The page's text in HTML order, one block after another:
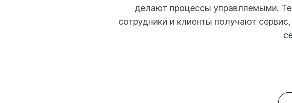
делают процессы управляемыми.
сотрудники и клиенты получают